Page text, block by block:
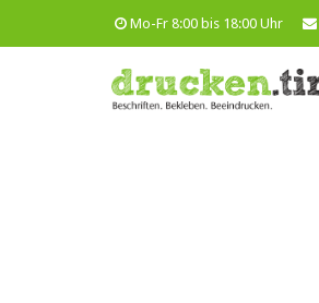
Mo-Fr 8:00 bis 18:00 Uhr